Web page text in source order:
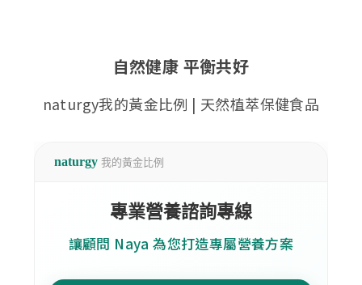
自然健康 平衡共好
naturgy我的黃金比例 | 天然植萃保健食品
naturgy 我的黃金比例
專業營養諮詢專線
讓顧問 Naya 為您打造專屬營養方案